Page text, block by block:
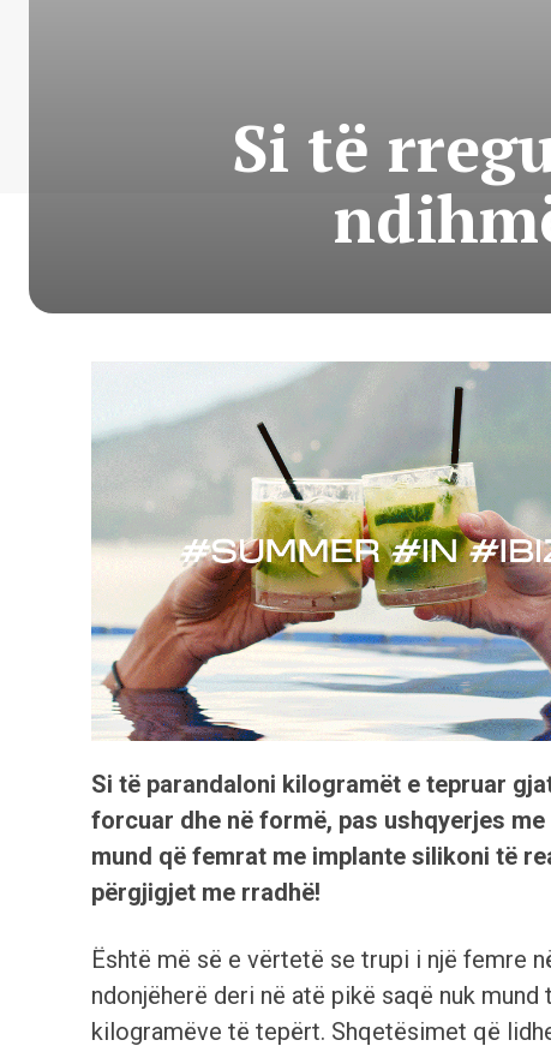
Si të
Si të parandaloni kilogramët e tepruar
forcuar dhe në formë, pas ushqyerjes
mund që femrat me implante silikoni të
përgjigjet me rradhë!
Është më së e vërtetë se trupi i një femre
ndonjëherë deri në atë pikë saqë nuk
kilogramëve të tepërt. Shqetësimet që